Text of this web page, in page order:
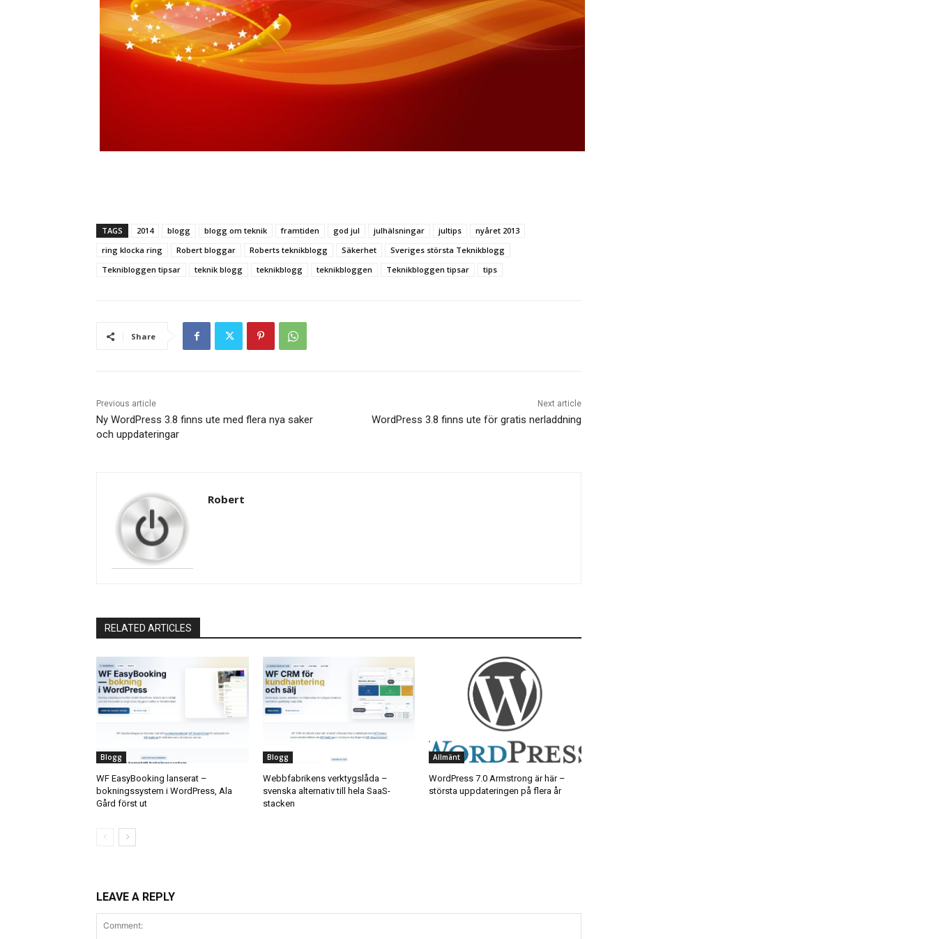
TAGS 2014 blogg blogg om teknik framtiden god jul julhälsningar jultips
nyåret 2013
ring klocka ring
Robert bloggar Roberts teknikblogg Säkerhet
Sveriges största Teknikblogg
Teknibloggen tipsar
teknik blogg teknikblogg teknikbloggen Teknikbloggen tipsar tips
Share
Previous article
Ny WordPress 3.8 finns ute med flera nya saker
och uppdateringar
Next article
WordPress 3.8 finns ute för gratis nerladdning
Robert
RELATED ARTICLES
Blogg
WF EasyBooking lanserat –
bokningssystem i WordPress, Ala
Gård först ut
Blogg
Webbfabrikens verktygslåda –
svenska alternativ till hela SaaS-
stacken
Allmänt
WordPress 7.0 Armstrong är här –
största uppdateringen på flera år
LEAVE A REPLY